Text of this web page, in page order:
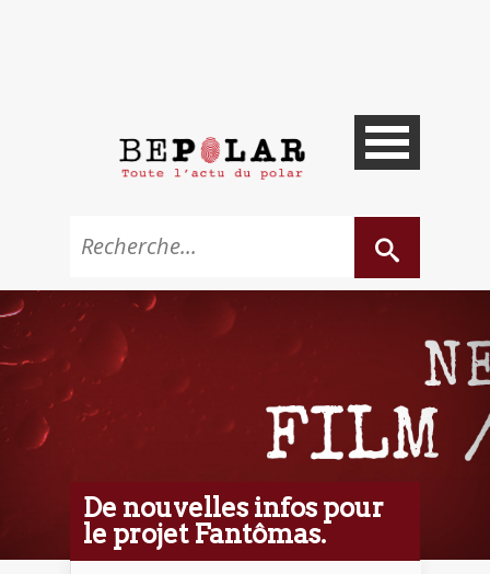
De nouvelles infos pour
le projet Fantômas.